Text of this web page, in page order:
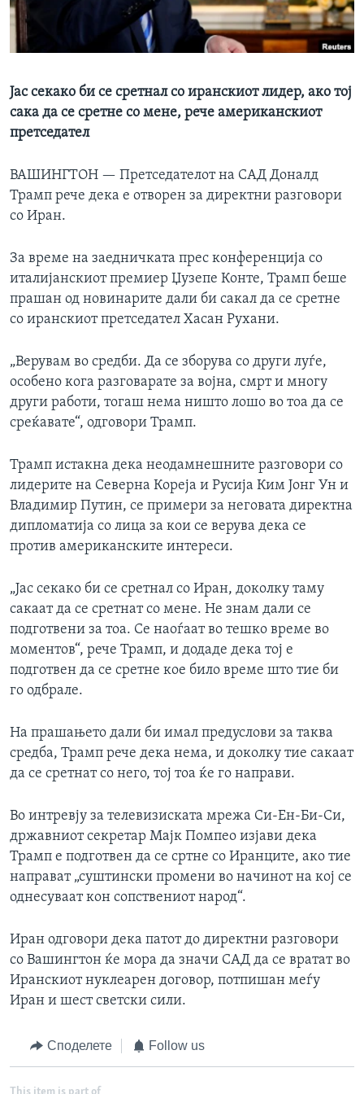
Јас секако би се сретнал со иранскиот лидер, ако тој
сака да се сретне со мене, рече американскиот
претседател
ВАШИНГТОН — Претседателот на САД Доналд
Трамп рече дека е отворен за директни разговори
со Иран.
За време на заедничката прес конференција со
италијанскиот премиер Џузепе Конте, Трамп беше
прашан од новинарите дали би сакал да се сретне
со иранскиот претседател Хасан Рухани.
„Верувам во средби. Да се зборува со други луѓе,
особено кога разговарате за војна, смрт и многу
други работи, тогаш нема ништо лошо во тоа да се
среќавате“, одговори Трамп.
Трамп истакна дека неодамнешните разговори со
лидерите на Северна Кореја и Русија Ким Јонг Ун и
Владимир Путин, се примери за неговата директна
дипломатија со лица за кои се верува дека се
против американските интереси.
„Јас секако би се сретнал со Иран, доколку таму
сакаат да се сретнат со мене. Не знам дали се
подготвени за тоа. Се наоѓаат во тешко време во
моментов“, рече Трамп, и додаде дека тој е
подготвен да се сретне кое било време што тие би
го одбрале.
На прашањето дали би имал предуслови за таква
средба, Трамп рече дека нема, и доколку тие сакаат
да се сретнат со него, тој тоа ќе го направи.
Во интревју за телевизиската мрежа Си-Ен-Би-Си,
државниот секретар Мајк Помпео изјави дека
Трамп е подготвен да се сртне со Иранците, ако тие
направат „суштински промени во начинот на кој се
однесуваат кон сопствениот народ“.
Иран одговори дека патот до директни разговори
со Вашингтон ќе мора да значи САД да се вратат во
Иранскиот нуклеарен договор, потпишан меѓу
Иран и шест светски сили.
Споделете Follow us